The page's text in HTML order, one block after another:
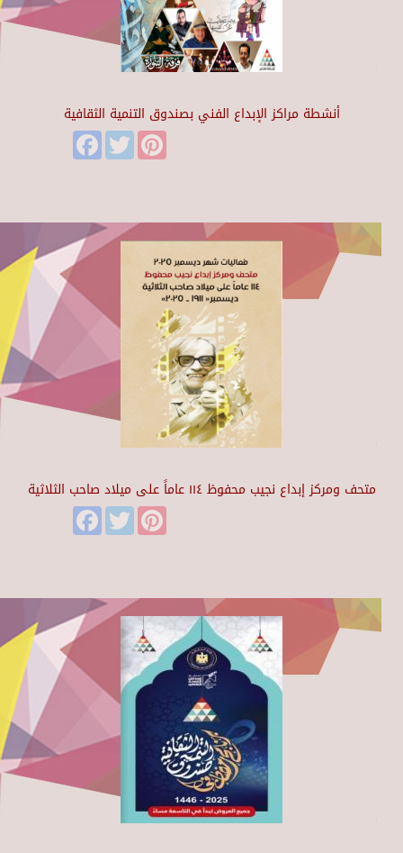
أنشطة مراكز الإبداع الفني بصندوق التنمية الثقافية
FacebookTwitter
متحف ومركز إبداع نجيب محفوظ ١١٤ عاماً على ميلاد صاحب الثلاثية
FacebookTwitter